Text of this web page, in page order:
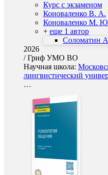
Курс с экзаменом
Коноваленко В. А.
Коноваленко М.
+ еще 1 автор
Соломатин
2026
/Гриф УМО ВО
Научная школа:
лингвистический
…